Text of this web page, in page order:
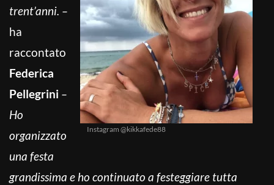
Instagram @kikkafede88
trent’anni. –
ha
raccontato
Federica
Pellegrini –
Ho
organizzato
una festa
grandissima e ho continuato a festeggiare tutta